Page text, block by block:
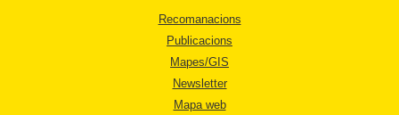
Recomanacions
Publicacions
Mapes/GIS
Newsletter
Mapa web